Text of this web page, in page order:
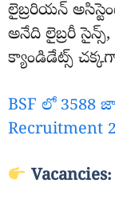
లైబ్రరియన్
అనేది లైబ్రరీ
క్యాండిడేట్స్
BSF లో 3588
Recruitment
Vacancies: